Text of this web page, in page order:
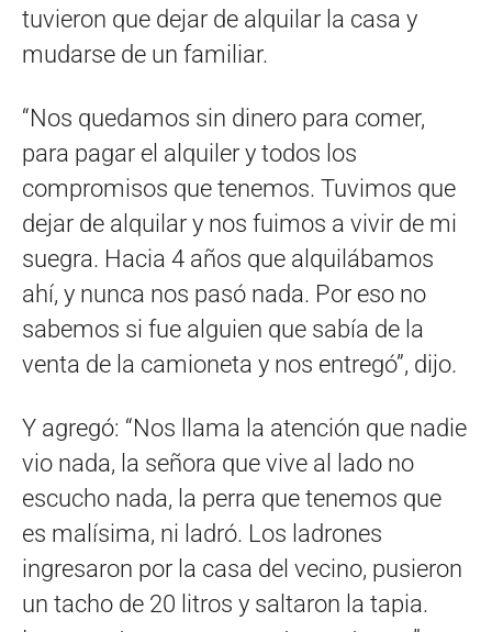
tuvieron que dejar de alquilar la casa y
mudarse de un familiar.
“Nos quedamos sin dinero para comer,
para pagar el alquiler y todos los
compromisos que tenemos. Tuvimos que
dejar de alquilar y nos fuimos a vivir de mi
suegra. Hacia 4 años que alquilábamos
ahí, y nunca nos pasó nada. Por eso no
sabemos si fue alguien que sabía de la
venta de la camioneta y nos entregó”, dijo.
Y agregó: “Nos llama la atención que nadie
vio nada, la señora que vive al lado no
escucho nada, la perra que tenemos que
es malísima, ni ladró. Los ladrones
ingresaron por la casa del vecino, pusieron
un tacho de 20 litros y saltaron la tapia.